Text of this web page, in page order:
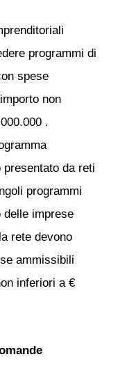
programmi di
spese
non
.
presentato da reti
programmi
delle imprese
rete devono
ammissibili
inferiori a €